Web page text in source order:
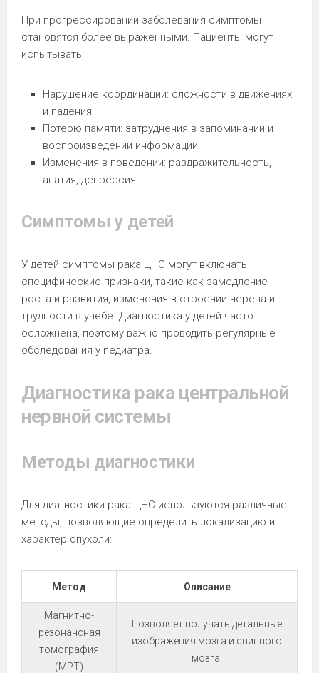
При прогрессировании заболевания симптомы
становятся более выраженными. Пациенты могут
испытывать:
Нарушение координации: сложности в движениях
и падения.
Потерю памяти: затруднения в запоминании и
воспроизведении информации.
Изменения в поведении: раздражительность,
апатия, депрессия.
Симптомы у детей
У детей симптомы рака ЦНС могут включать
специфические признаки, такие как замедление
роста и развития, изменения в строении черепа и
трудности в учебе. Диагностика у детей часто
осложнена, поэтому важно проводить регулярные
обследования у педиатра.
Диагностика рака центральной
нервной системы
Методы диагностики
Для диагностики рака ЦНС используются различные
методы, позволяющие определить локализацию и
характер опухоли:
Метод Описание
Магнитно-
резонансная
томография
(МРТ)
Позволяет получать детальные
изображения мозга и спинного
мозга.